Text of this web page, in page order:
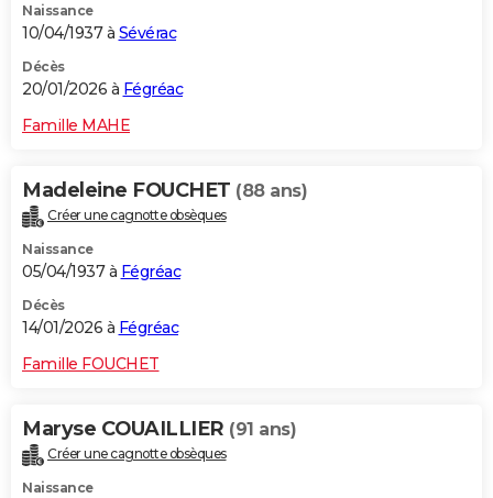
Naissance
10/04/1937 à Sévérac
Décès
20/01/2026 à Fégréac
Famille MAHE
Madeleine FOUCHET (88 ans)
Créer une cagnotte obsèques
Naissance
05/04/1937 à Fégréac
Décès
14/01/2026 à Fégréac
Famille FOUCHET
Maryse COUAILLIER (91 ans)
Créer une cagnotte obsèques
Naissance